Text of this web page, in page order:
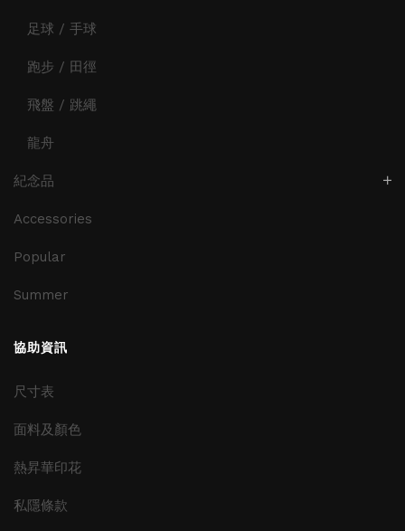
足球 / 手球
跑步 / 田徑
飛盤 / 跳繩
龍舟
紀念品
Accessories
Popular
Summer
協助資訊
尺寸表
面料及顏色
熱昇華印花
私隱條款